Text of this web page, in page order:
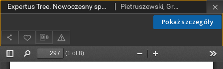
Pokaż szczegóły
Expertus Tree. Nowoczesny sposób przekazywania zintegrowanych baz danych: Polski Tezaurus Medyczny i Polska Bibliografia Lekarska Pietruszewski, Grzegorz; Głębocki, Jacek